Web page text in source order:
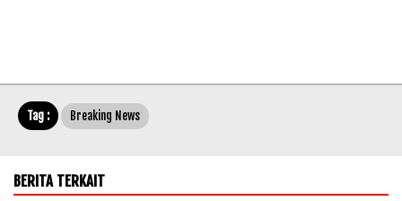
Tag : Breaking News
BERITA TERKAIT